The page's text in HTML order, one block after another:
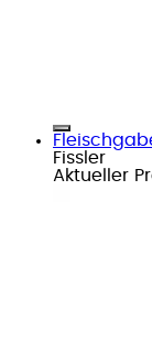
Fissler
Aktueller